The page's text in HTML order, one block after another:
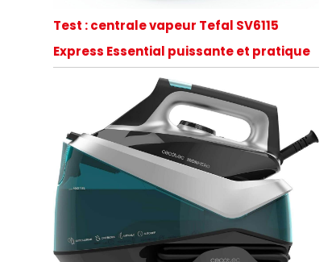
Test : centrale vapeur Tefal SV6115
Express Essential puissante et pratique